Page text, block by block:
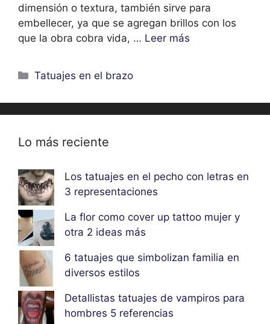
dimensión o textura, también sirve para
embellecer, ya que se agregan brillos con los
que la obra cobra vida, … Leer más
Categorías
Tatuajes en el brazo
Lo más reciente
Los tatuajes en el pecho con letras en
3 representaciones
La flor como cover up tattoo mujer y
otra 2 ideas más
6 tatuajes que simbolizan familia en
diversos estilos
Detallistas tatuajes de vampiros para
hombres 5 referencias